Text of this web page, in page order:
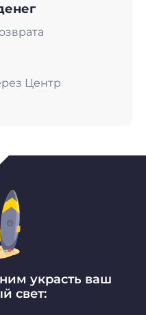
Центр
украсть ваш
свет: